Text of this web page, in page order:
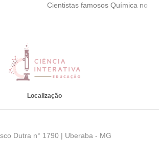
Cientistas famosos Química no
Localização
Dutra n° 1790 | Uberaba - MG